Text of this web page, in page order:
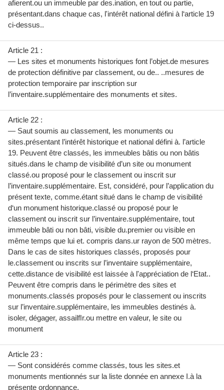
afierent.ou un immeuble par des.ination, en tout ou partie,
présentant.dans chaque cas, l'intérêt national défini à l‘article 19
ci-dessus..
Article 21 :
— Les sites et monuments historiques font l’objet.de mesures
de protection définitive par classement, ou de.. ..mesures de
protection temporaire par inscription sur
l’inventaire.supplémentaire des monuments et sites.
Article 22 :
— Saut soumis au classement, les monuments ou
sites.présentant l’intérêt historique et national défini à. l’article
19. Peuvent être classés, les immeubles bâtis ou non bâtis
situés.dans le champ de visibilité d’un site ou monument
classé.ou proposé pour le classement ou inscrit sur
l’inventaire.supplémentaire. Est, considéré, pour l’application du
présent texte, comme.étant situé dans le champ de visibilité
d‘un monument historique.classé ou proposé pour le
classement ou inscrit sur l’inventaire.supplémentaire, tout
immeuble bâti ou non bâti, visible du.premier ou visible en
même temps que lui et. compris dans.ur rayon de 500 mètres.
Dans le cas de sites historiques classés, proposés pour
le.classement ou inscrits sur l’inventaire supplémentaire,
cette.distance de visibilité est laissée à l'appréciation de l‘Etat..
Peuvent être compris dans le périmètre des sites et
monuments.classés proposés pour le classement ou inscrits
sur l’inventaire.supplémentaire, les immeubles destinés à.
isoler, dégager, assailﬂr.ou mettre en valeur, le site ou
monument
Article 23 :
— Sont considérés comme classés, tous les sites.et
monuments mentionnés sur la liste donnée en annexe I.à la
présente ordonnance.